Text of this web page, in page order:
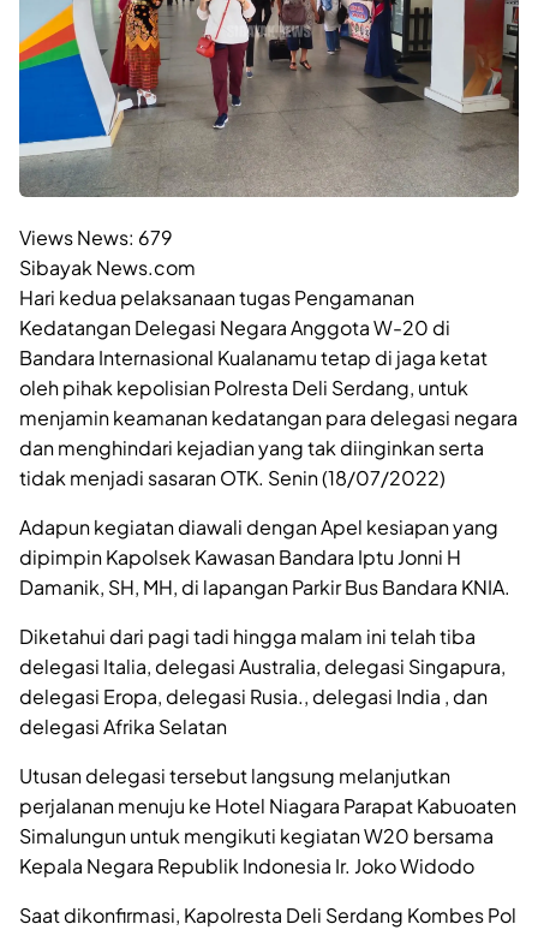
Views News: 679
Sibayak News.com
Hari kedua pelaksanaan tugas Pengamanan
Kedatangan Delegasi Negara Anggota W-20 di
Bandara Internasional Kualanamu tetap di jaga ketat
oleh pihak kepolisian Polresta Deli Serdang, untuk
menjamin keamanan kedatangan para delegasi negara
dan menghindari kejadian yang tak diinginkan serta
tidak menjadi sasaran OTK. Senin (18/07/2022)
Adapun kegiatan diawali dengan Apel kesiapan yang
dipimpin Kapolsek Kawasan Bandara Iptu Jonni H
Damanik, SH, MH, di lapangan Parkir Bus Bandara KNIA.
Diketahui dari pagi tadi hingga malam ini telah tiba
delegasi Italia, delegasi Australia, delegasi Singapura,
delegasi Eropa, delegasi Rusia., delegasi India , dan
delegasi Afrika Selatan
Utusan delegasi tersebut langsung melanjutkan
perjalanan menuju ke Hotel Niagara Parapat Kabuoaten
Simalungun untuk mengikuti kegiatan W20 bersama
Kepala Negara Republik Indonesia Ir. Joko Widodo
Saat dikonfirmasi, Kapolresta Deli Serdang Kombes Pol